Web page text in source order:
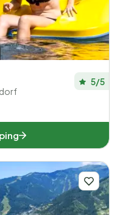
5/5